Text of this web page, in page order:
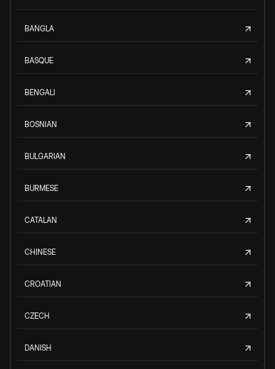
BANGLA
BASQUE
BENGALI
BOSNIAN
BULGARIAN
BURMESE
CATALAN
CHINESE
CROATIAN
CZECH
DANISH